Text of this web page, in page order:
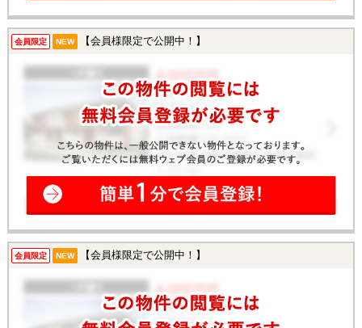
会員限定 NEW 【会員様限定で公開中！】
会員限定 NEW 【会員様限定で公開中！】